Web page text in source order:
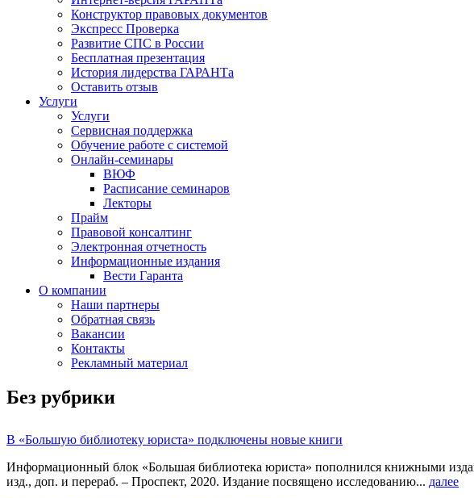
Конструктор правовых документов
Экспресс Проверка
Развитие СПС в России
Бесплатная презентация
История лидерства ГАРАНТа
Оставить отзыв
Услуги
Услуги
Сервисная поддержка
Обучение работе с системой
Онлайн-семинары
ВЮФ
Расписание семинаров
Лекторы
Прайм
Правовой консалтинг
Электронная отчетность
Информационные издания
Вести Гаранта
О компании
Наши партнеры
Обратная связь
Вакансии
Контакты
Рекламный материал
Без рубрики
В «Большую библиотеку юриста» подключены новые книги
Информационный блок «Большая библиотека юриста» пополнился книжными
изд., доп. и перераб. – Проспект, 2020. Издание посвящено исследованию... далее